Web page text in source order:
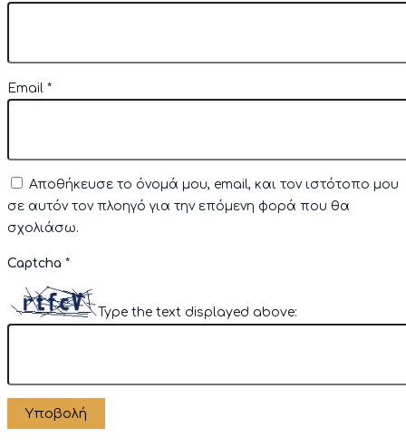
Email *
Αποθήκευσε το όνομά μου, email, και τον ιστότοπο μου
σε αυτόν τον πλοηγό για την επόμενη φορά που θα
σχολιάσω.
Captcha *
Type the text displayed above: